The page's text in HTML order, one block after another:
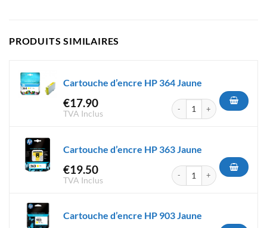
PRODUITS SIMILAIRES
Cartouche d’encre HP 364 Jaune
€17.90
TVA Inclus
quantité de Cartouche
Cartouche d’encre HP 363 Jaune
€19.50
TVA Inclus
quantité de Cartouche
Cartouche d’encre HP 903 Jaune